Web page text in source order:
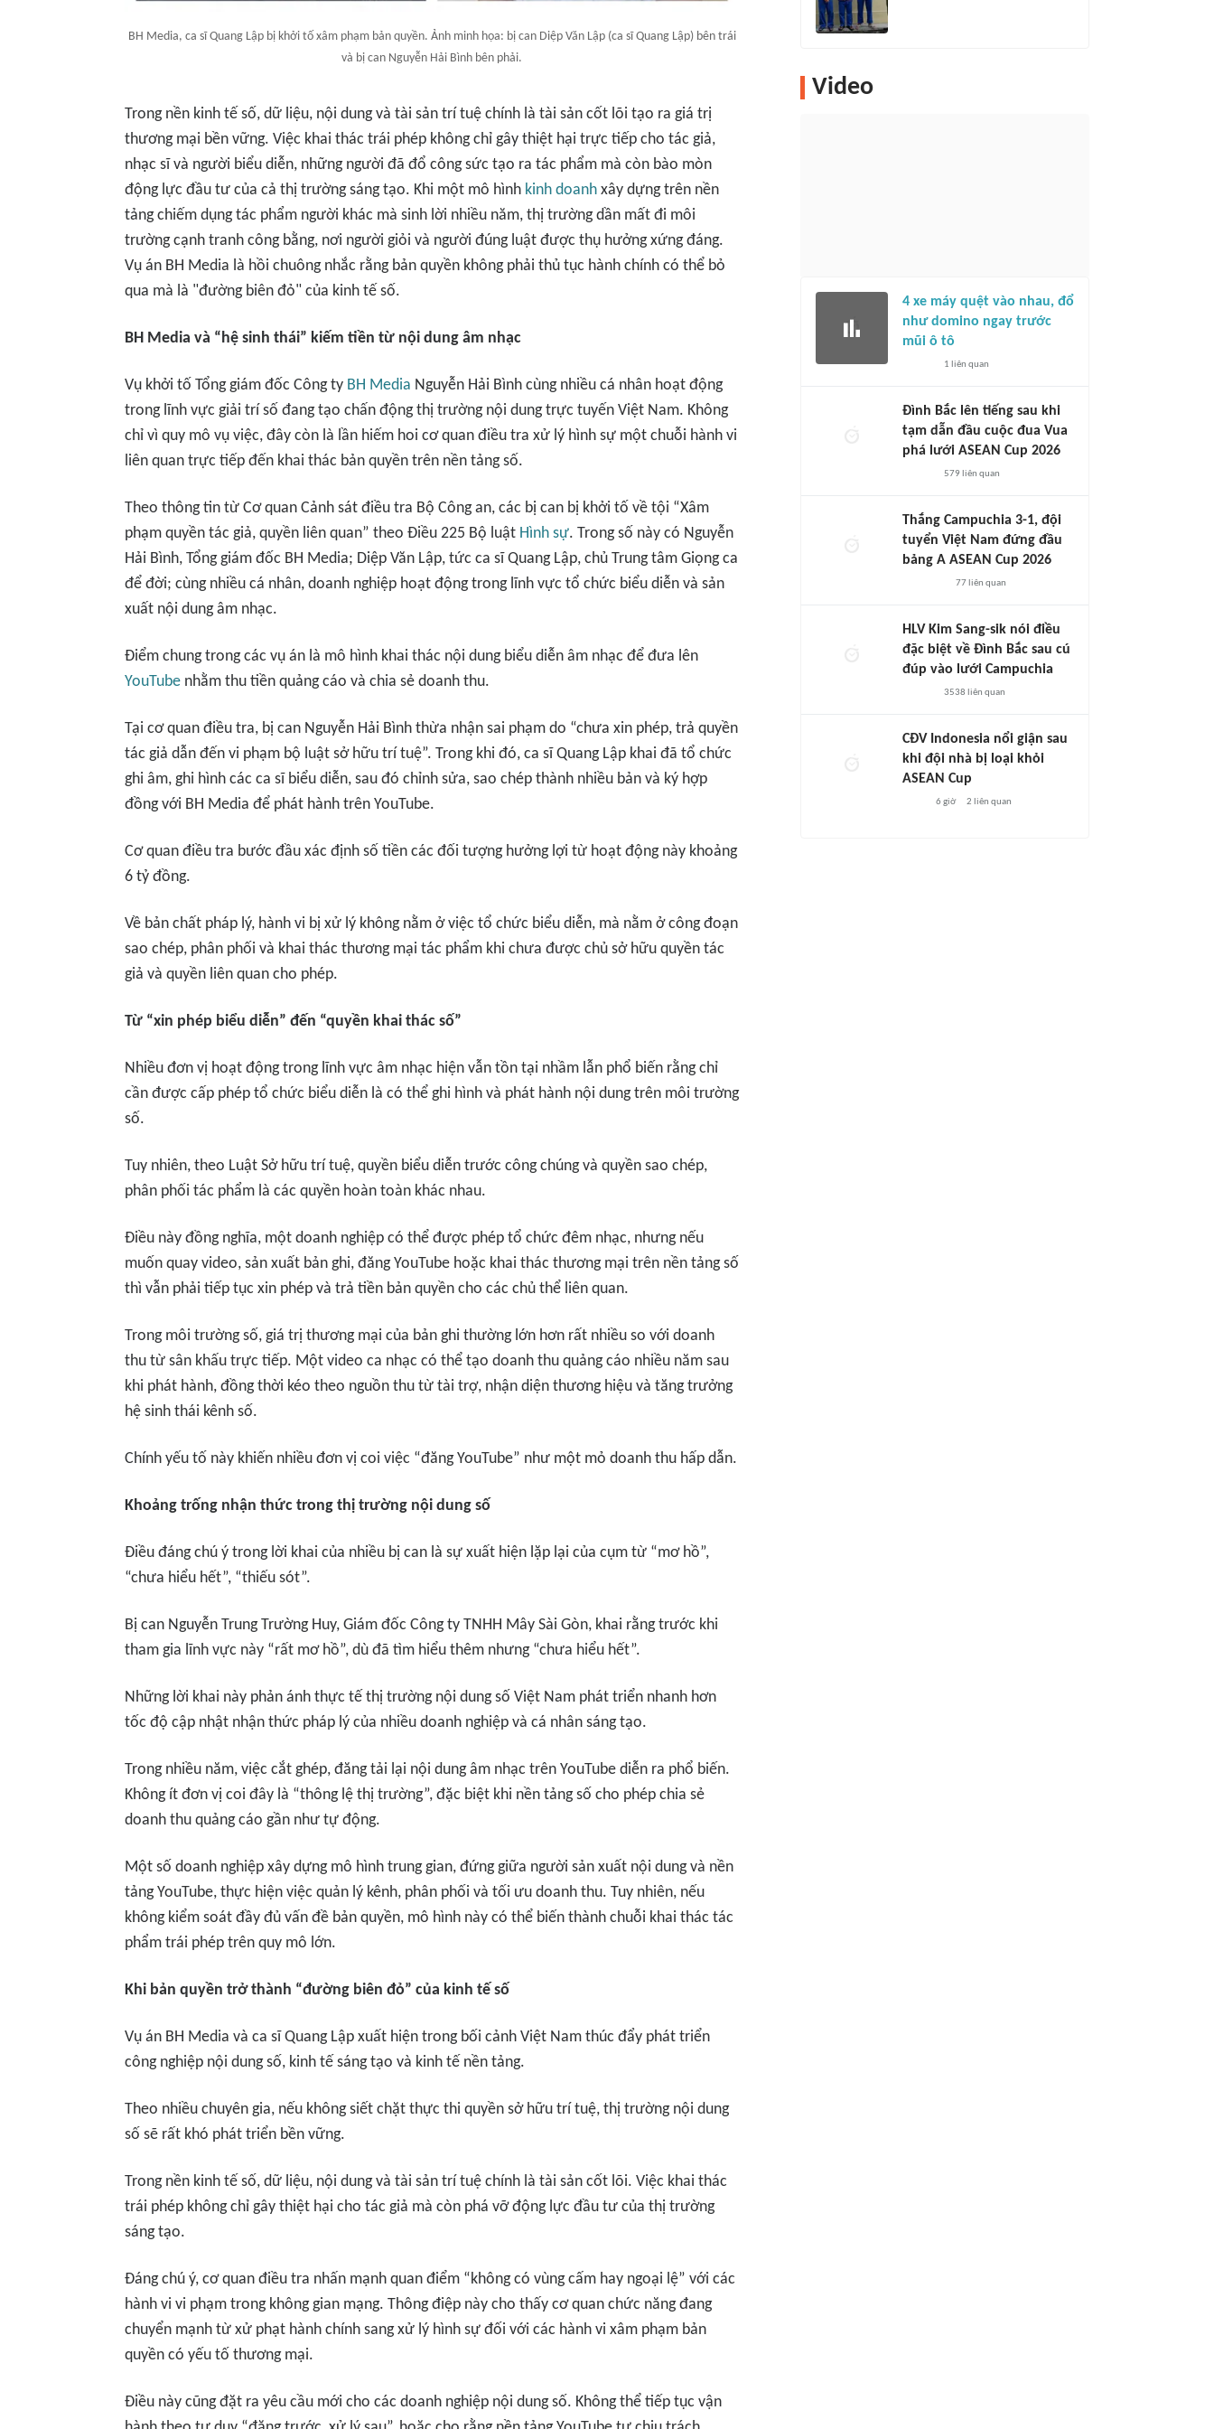
BH Media, ca sĩ Quang Lập bị khởi tố xâm phạm bản quyền. Ảnh minh họa: bị can Diệp Văn Lập (ca sĩ Quang Lập) bên trái
và bị can Nguyễn Hải Bình bên phải.
Trong nền kinh tế số, dữ liệu, nội dung và tài sản trí tuệ chính là tài sản cốt lõi tạo ra giá trị
thương mại bền vững. Việc khai thác trái phép không chỉ gây thiệt hại trực tiếp cho tác giả,
nhạc sĩ và người biểu diễn, những người đã đổ công sức tạo ra tác phẩm mà còn bào mòn
động lực đầu tư của cả thị trường sáng tạo. Khi một mô hình kinh doanh xây dựng trên nền
tảng chiếm dụng tác phẩm người khác mà sinh lời nhiều năm, thị trường dần mất đi môi
trường cạnh tranh công bằng, nơi người giỏi và người đúng luật được thụ hưởng xứng đáng.
Vụ án BH Media là hồi chuông nhắc rằng bản quyền không phải thủ tục hành chính có thể bỏ
qua mà là "đường biên đỏ" của kinh tế số.
BH Media và “hệ sinh thái” kiếm tiền từ nội dung âm nhạc
Vụ khởi tố Tổng giám đốc Công ty BH Media Nguyễn Hải Bình cùng nhiều cá nhân hoạt động
trong lĩnh vực giải trí số đang tạo chấn động thị trường nội dung trực tuyến Việt Nam. Không
chỉ vì quy mô vụ việc, đây còn là lần hiếm hoi cơ quan điều tra xử lý hình sự một chuỗi hành vi
liên quan trực tiếp đến khai thác bản quyền trên nền tảng số.
Theo thông tin từ Cơ quan Cảnh sát điều tra Bộ Công an, các bị can bị khởi tố về tội “Xâm
phạm quyền tác giả, quyền liên quan” theo Điều 225 Bộ luật Hình sự. Trong số này có Nguyễn
Hải Bình, Tổng giám đốc BH Media; Diệp Văn Lập, tức ca sĩ Quang Lập, chủ Trung tâm Giọng ca
để đời; cùng nhiều cá nhân, doanh nghiệp hoạt động trong lĩnh vực tổ chức biểu diễn và sản
xuất nội dung âm nhạc.
Điểm chung trong các vụ án là mô hình khai thác nội dung biểu diễn âm nhạc để đưa lên
YouTube nhằm thu tiền quảng cáo và chia sẻ doanh thu.
Tại cơ quan điều tra, bị can Nguyễn Hải Bình thừa nhận sai phạm do “chưa xin phép, trả quyền
tác giả dẫn đến vi phạm bộ luật sở hữu trí tuệ”. Trong khi đó, ca sĩ Quang Lập khai đã tổ chức
ghi âm, ghi hình các ca sĩ biểu diễn, sau đó chỉnh sửa, sao chép thành nhiều bản và ký hợp
đồng với BH Media để phát hành trên YouTube.
Cơ quan điều tra bước đầu xác định số tiền các đối tượng hưởng lợi từ hoạt động này khoảng
6 tỷ đồng.
Về bản chất pháp lý, hành vi bị xử lý không nằm ở việc tổ chức biểu diễn, mà nằm ở công đoạn
sao chép, phân phối và khai thác thương mại tác phẩm khi chưa được chủ sở hữu quyền tác
giả và quyền liên quan cho phép.
Từ “xin phép biểu diễn” đến “quyền khai thác số”
Nhiều đơn vị hoạt động trong lĩnh vực âm nhạc hiện vẫn tồn tại nhầm lẫn phổ biến rằng chỉ
cần được cấp phép tổ chức biểu diễn là có thể ghi hình và phát hành nội dung trên môi trường
số.
Tuy nhiên, theo Luật Sở hữu trí tuệ, quyền biểu diễn trước công chúng và quyền sao chép,
phân phối tác phẩm là các quyền hoàn toàn khác nhau.
Điều này đồng nghĩa, một doanh nghiệp có thể được phép tổ chức đêm nhạc, nhưng nếu
muốn quay video, sản xuất bản ghi, đăng YouTube hoặc khai thác thương mại trên nền tảng số
thì vẫn phải tiếp tục xin phép và trả tiền bản quyền cho các chủ thể liên quan.
Trong môi trường số, giá trị thương mại của bản ghi thường lớn hơn rất nhiều so với doanh
thu từ sân khấu trực tiếp. Một video ca nhạc có thể tạo doanh thu quảng cáo nhiều năm sau
khi phát hành, đồng thời kéo theo nguồn thu từ tài trợ, nhận diện thương hiệu và tăng trưởng
hệ sinh thái kênh số.
Chính yếu tố này khiến nhiều đơn vị coi việc “đăng YouTube” như một mỏ doanh thu hấp dẫn.
Khoảng trống nhận thức trong thị trường nội dung số
Điều đáng chú ý trong lời khai của nhiều bị can là sự xuất hiện lặp lại của cụm từ “mơ hồ”,
“chưa hiểu hết”, “thiếu sót”.
Bị can Nguyễn Trung Trường Huy, Giám đốc Công ty TNHH Mây Sài Gòn, khai rằng trước khi
tham gia lĩnh vực này “rất mơ hồ”, dù đã tìm hiểu thêm nhưng “chưa hiểu hết”.
Những lời khai này phản ánh thực tế thị trường nội dung số Việt Nam phát triển nhanh hơn
tốc độ cập nhật nhận thức pháp lý của nhiều doanh nghiệp và cá nhân sáng tạo.
Trong nhiều năm, việc cắt ghép, đăng tải lại nội dung âm nhạc trên YouTube diễn ra phổ biến.
Không ít đơn vị coi đây là “thông lệ thị trường”, đặc biệt khi nền tảng số cho phép chia sẻ
doanh thu quảng cáo gần như tự động.
Một số doanh nghiệp xây dựng mô hình trung gian, đứng giữa người sản xuất nội dung và nền
tảng YouTube, thực hiện việc quản lý kênh, phân phối và tối ưu doanh thu. Tuy nhiên, nếu
không kiểm soát đầy đủ vấn đề bản quyền, mô hình này có thể biến thành chuỗi khai thác tác
phẩm trái phép trên quy mô lớn.
Khi bản quyền trở thành “đường biên đỏ” của kinh tế số
Vụ án BH Media và ca sĩ Quang Lập xuất hiện trong bối cảnh Việt Nam thúc đẩy phát triển
công nghiệp nội dung số, kinh tế sáng tạo và kinh tế nền tảng.
Theo nhiều chuyên gia, nếu không siết chặt thực thi quyền sở hữu trí tuệ, thị trường nội dung
số sẽ rất khó phát triển bền vững.
Trong nền kinh tế số, dữ liệu, nội dung và tài sản trí tuệ chính là tài sản cốt lõi. Việc khai thác
trái phép không chỉ gây thiệt hại cho tác giả mà còn phá vỡ động lực đầu tư của thị trường
sáng tạo.
Đáng chú ý, cơ quan điều tra nhấn mạnh quan điểm “không có vùng cấm hay ngoại lệ” với các
hành vi vi phạm trong không gian mạng. Thông điệp này cho thấy cơ quan chức năng đang
chuyển mạnh từ xử phạt hành chính sang xử lý hình sự đối với các hành vi xâm phạm bản
quyền có yếu tố thương mại.
Điều này cũng đặt ra yêu cầu mới cho các doanh nghiệp nội dung số. Không thể tiếp tục vận
Video
4 xe máy quệt vào nhau, đổ
như domino ngay trước
mũi ô tô
1 liên quan
Đình Bắc lên tiếng sau khi
tạm dẫn đầu cuộc đua Vua
phá lưới ASEAN Cup 2026
579 liên quan
Thắng Campuchia 3-1, đội
tuyển Việt Nam đứng đầu
bảng A ASEAN Cup 2026
77liên quan
HLV Kim Sang-sik nói điều
đặc biệt về Đình Bắc sau cú
đúp vào lưới Campuchia
3538 liên quan
CĐV Indonesia nổi giận sau
khi đội nhà bị loại khỏi
ASEAN Cup
6 giờ 2 liên quan